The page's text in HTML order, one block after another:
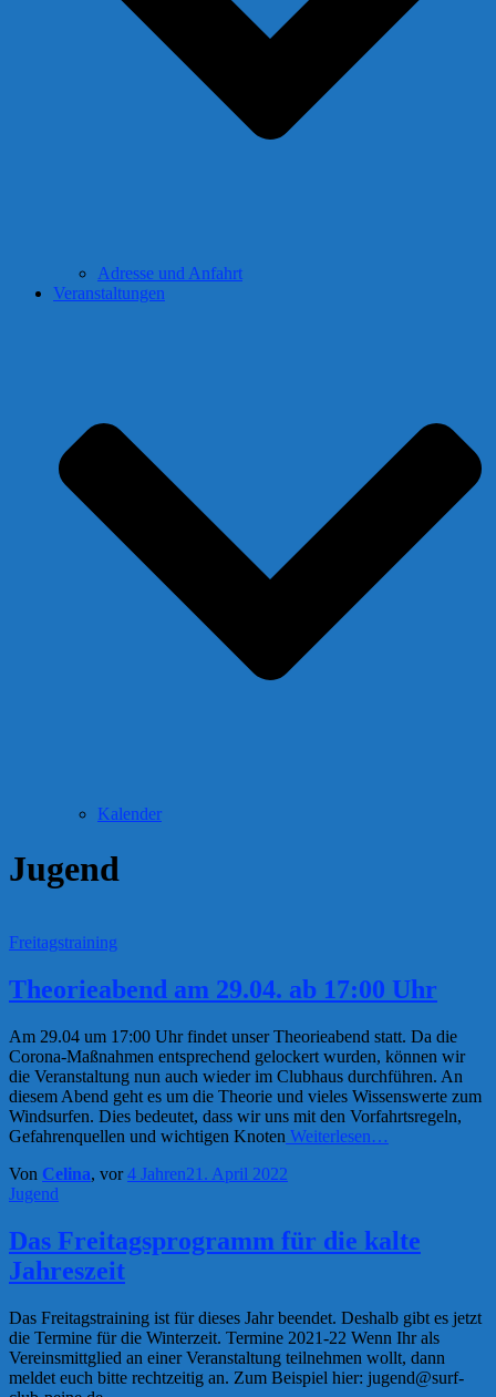
Adresse und Anfahrt
Veranstaltungen
Kalender
Jugend
Freitagstraining
Theorieabend am 29.04. ab 17:00 Uhr
Am 29.04 um 17:00 Uhr findet unser Theorieabend statt. Da die
Corona-Maßnahmen entsprechend gelockert wurden, können wir
die Veranstaltung nun auch wieder im Clubhaus durchführen. An
diesem Abend geht es um die Theorie und vieles Wissenswerte zum
Windsurfen. Dies bedeutet, dass wir uns mit den Vorfahrtsregeln,
Gefahrenquellen und wichtigen Knoten Weiterlesen…
Von Celina, vor4 Jahren21. April 2022
Jugend
Das Freitagsprogramm für die kalte
Jahreszeit
Das Freitagstraining ist für dieses Jahr beendet. Deshalb gibt es jetzt
die Termine für die Winterzeit. Termine 2021-22 Wenn Ihr als
Vereinsmittglied an einer Veranstaltung teilnehmen wollt, dann
meldet euch bitte rechtzeitig an. Zum Beispiel hier: jugend@surf-